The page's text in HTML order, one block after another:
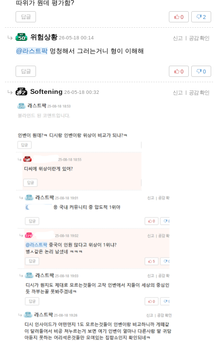
따위가 뭔데 평가함?
답글 2
0
위험상황 26-05-18 00:14 신고 | 공감 확인
@라스트팍 멍청해서 그러는거니 형이 이해해
답글 0
0
Softening 26-05-18 00:32 신고 | 공감 확인